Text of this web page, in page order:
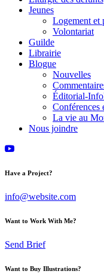
Jeunes
Logement et
Volontariat
Guilde
Librairie
Blogue
Nouvelles
Éditorial-
Conférences
La vie au
Nous joindre
Have a Project?
info@website.com
Want to Work With Me?
Send Brief
Want to Buy Illustrations?